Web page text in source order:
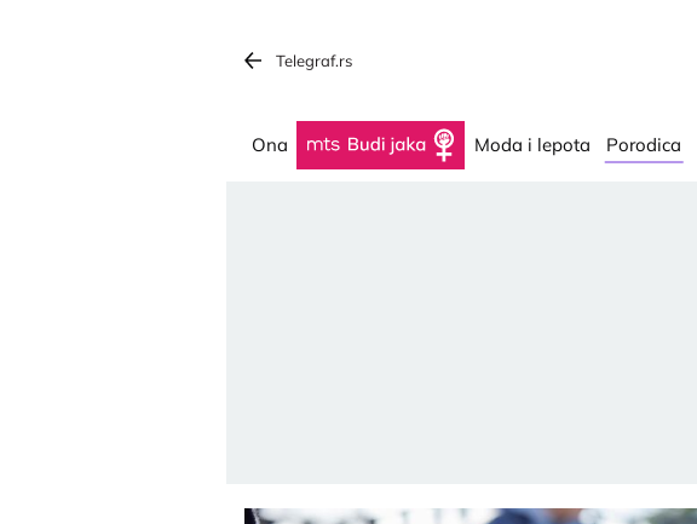
Telegraf.rs
Ona Budi jaka Moda i lepota Porodica